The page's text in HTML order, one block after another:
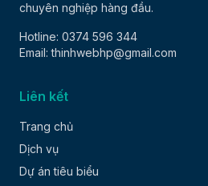
chuyên nghiệp hàng đầu.
Hotline: 0374 596 344
Email: thinhwebhp@gmail.com
Liên kết
Trang chủ
Dịch vụ
Dự án tiêu biểu